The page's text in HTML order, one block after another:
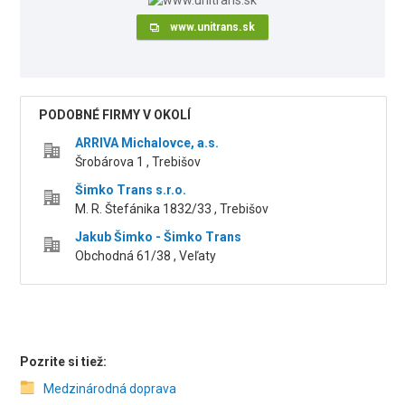
www.unitrans.sk
PODOBNÉ FIRMY V OKOLÍ
ARRIVA Michalovce, a.s.
Šrobárova 1 , Trebišov
Šimko Trans s.r.o.
M. R. Štefánika 1832/33 , Trebišov
Jakub Šimko - Šimko Trans
Obchodná 61/38 , Veľaty
Pozrite si tiež:
Medzinárodná doprava